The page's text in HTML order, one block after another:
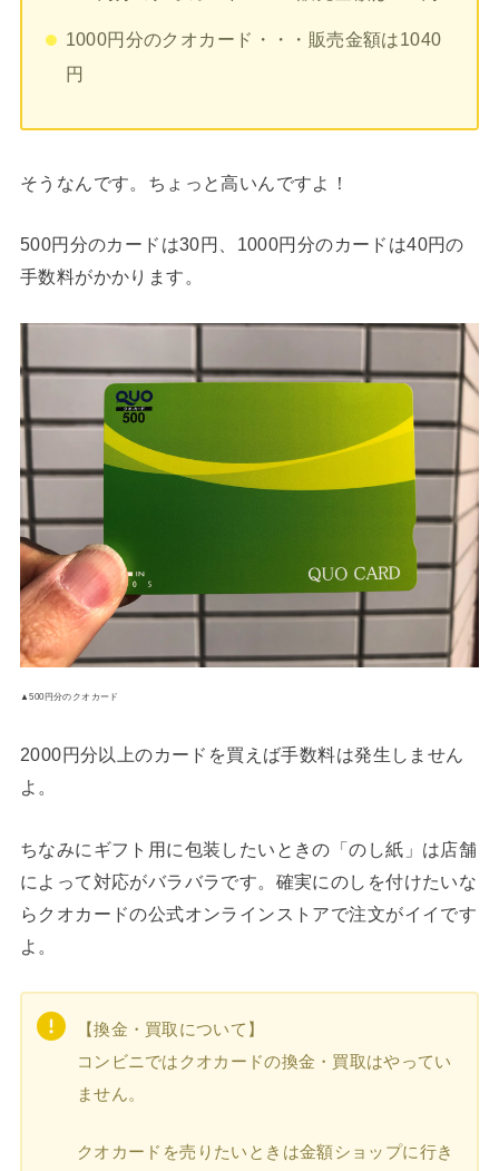
1000円分のクオカード・・・販売金額は1040
円
そうなんです。ちょっと高いんですよ！
500円分のカードは30円、1000円分のカードは40円の
手数料がかかります。
▲500円分のクオカード
2000円分以上のカードを買えば手数料は発生しません
よ。
ちなみにギフト用に包装したいときの「のし紙」は店舗
によって対応がバラバラです。確実にのしを付けたいな
らクオカードの公式オンラインストアで注文がイイです
よ。
【換金・買取について】
コンビニではクオカードの換金・買取はやってい
ません。
クオカードを売りたいときは金額ショップに行き